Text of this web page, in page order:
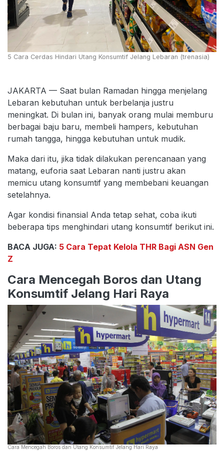
5 Cara Cerdas Hindari Utang Konsumtif Jelang Lebaran (trenasia)
JAKARTA — Saat bulan Ramadan hingga menjelang
Lebaran kebutuhan untuk berbelanja justru
meningkat. Di bulan ini, banyak orang mulai memburu
berbagai baju baru, membeli hampers, kebutuhan
rumah tangga, hingga kebutuhan untuk mudik.
Maka dari itu, jika tidak dilakukan perencanaan yang
matang, euforia saat Lebaran nanti justru akan
memicu utang konsumtif yang membebani keuangan
setelahnya.
Agar kondisi finansial Anda tetap sehat, coba ikuti
beberapa tips menghindari utang konsumtif berikut ini.
BACA JUGA: 5 Cara Tepat Kelola THR Bagi ASN Gen
Z
Cara Mencegah Boros dan Utang
Konsumtif Jelang Hari Raya
Cara Mencegah Boros dan Utang Konsumtif Jelang Hari Raya